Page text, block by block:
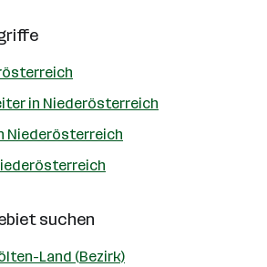
in Niederösterreich
Niederösterreich
suchen
Land (Bezirk)